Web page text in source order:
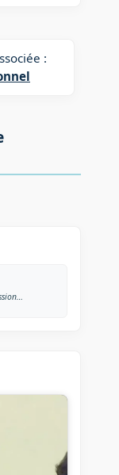
:
Institut fédéral de la formation professionnelle (Allemagne)